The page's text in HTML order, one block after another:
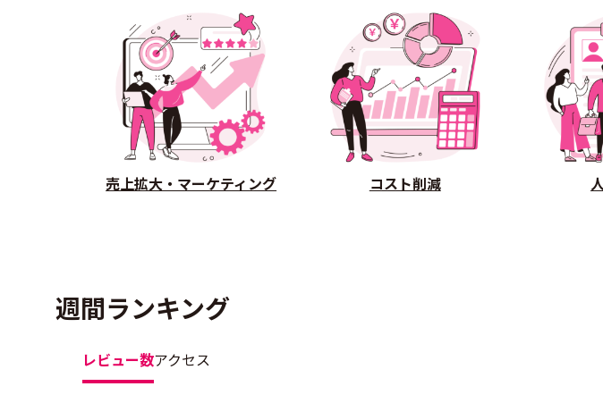
売上拡大・マーケティング コスト削減
週間ランキング
レビュー数アクセス